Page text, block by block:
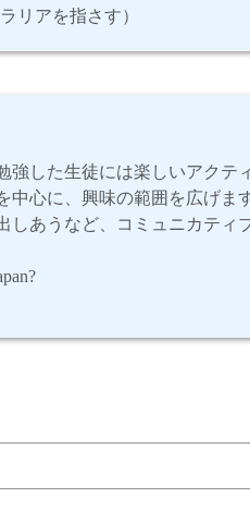
リアを指さす）
強した生徒には楽しいアクテ
中心に、興味の範囲を広げます
しあうなど、コミュニカティ